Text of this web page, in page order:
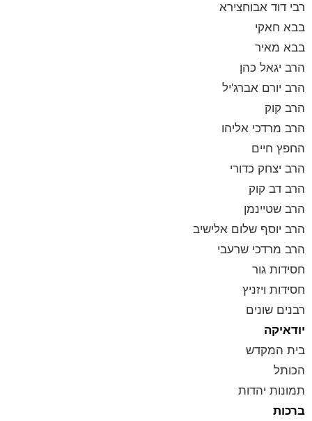
רבי דוד אבוחצירא
בבא חאקי
בבא מאיר
הרב יגאל כהן
הרב יורם אברג'יל
הרב קוק
הרב מרדכי אליהו
החפץ חיים
הרב יצחק כדורי
הרב דב קוק
הרב שטיינמן
הרב יוסף שלום אלישיב
הרב מרדכי שרעבי
חסידות גור
חסידות ויזניץ
רבנים שונים
יודאיקה
בית המקדש
הכותל
תמונות יהדות
ברכות